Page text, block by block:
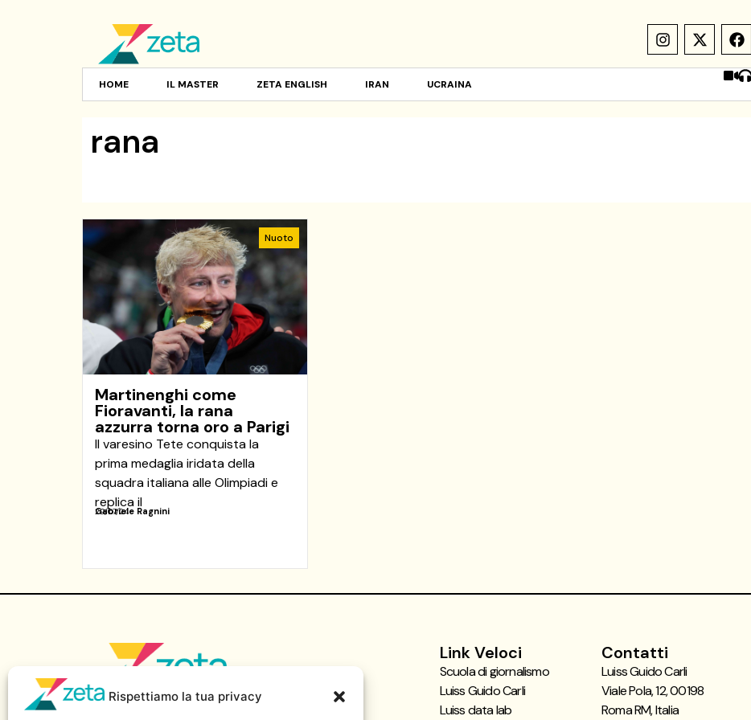
Rispettiamo la tua privacy
HOME IL MASTER ZETA ENGLISH IRAN UCRAINA
rana
Nuoto
Martinenghi come
Fioravanti, la rana
azzurra torna oro a Parigi
Il varesino Tete conquista la
prima medaglia iridata della
squadra italiana alle Olimpiadi e
replica il
29/07/24
Gabriele Ragnini
Sito di informazione della Scuola Superiore di Giornalismo
Link Veloci
Scuola di giornalismo
Luiss Guido Carli
Luiss data lab
Contatti
Luiss Guido Carli
Viale Pola, 12, 00198
Roma RM, Italia